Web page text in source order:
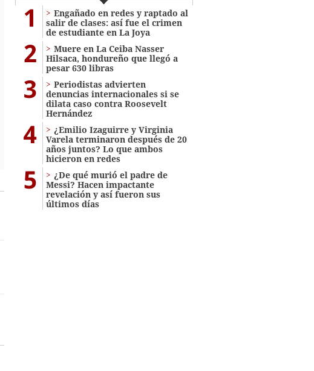
1
Engañado en redes y raptado al
salir de clases: así fue el crimen
de estudiante en La Joya
2
Muere en La Ceiba Nasser
Hilsaca, hondureño que llegó a
pesar 630 libras
3
Periodistas advierten
denuncias internacionales si se
dilata caso contra Roosevelt
Hernández
4
¿Emilio Izaguirre y Virginia
Varela terminaron después de 20
años juntos? Lo que ambos
hicieron en redes
5
¿De qué murió el padre de
Messi? Hacen impactante
revelación y así fueron sus
últimos días